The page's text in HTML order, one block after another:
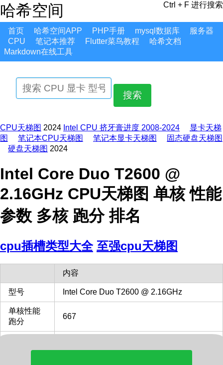
哈希空间 Ctrl + F 进行搜索
首页 哈希空间APP PHP手册 mysql数据库
服务器
CPU
笔记本推荐 Flutter菜鸟教程
哈希文档
Markdown在线工具
搜索
CPU天梯图 2024 Intel CPU 挤牙膏进度 2008-2024
显卡天梯
图
笔记本CPU天梯图 笔记本显卡天梯图
固态硬盘天梯图
硬盘天梯图 2024
Intel Core Duo T2600 @
2.16GHz CPU天梯图 单核 性能
参数 多核 跑分 排名
cpu插槽类型大全 至强cpu天梯图
内容
型号 Intel Core Duo T2600 @ 2.16GHz
单核性能
跑分
667